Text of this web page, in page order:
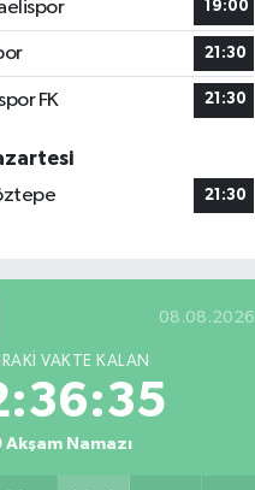
19:00
21:30
FK 21:30
21:30
08.08.2026
VAKTE KALAN
Akşam Namazı